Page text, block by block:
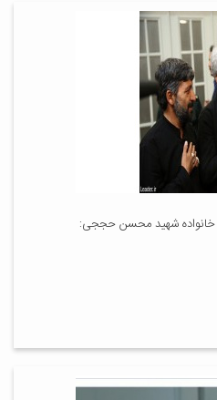
خانواده شهید محسن حججی: